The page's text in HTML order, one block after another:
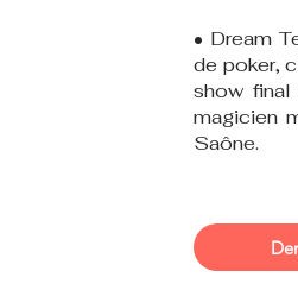
• Dream
de poker,
show
magicien
Saône.